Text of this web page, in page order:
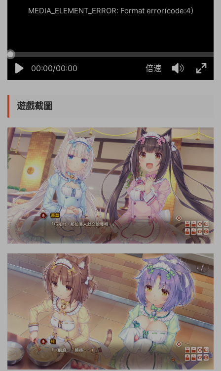
00:00/00:00 倍速
MEDIA_ELEMENT_ERROR: Format error(code:4)
遊戲截圖